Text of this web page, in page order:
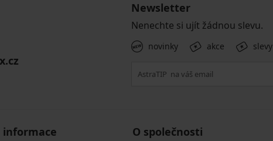
Newsletter
Nenechte si ujít žádnou slevu.
novinky akce slevy
informace O společnosti